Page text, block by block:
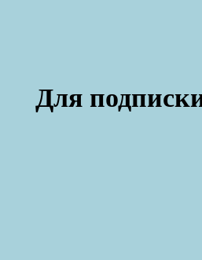
Для